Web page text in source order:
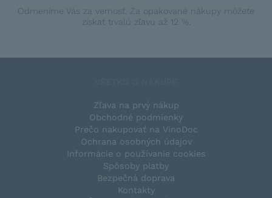
Odmeníme Vás za vernosť. Za opakované nákupy môžete
získať trvalú zľavu až 12 %.
Zľava na prvý nákup
Obchodné podmienky
Prečo nakupovať na VinoDoc
Ochrana osobných údajov
Informácie o používanie cookies
Spôsoby platby
Bezpečná doprava
Kontakty